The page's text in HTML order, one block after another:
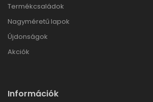
Termékcsaládok
Nagyméretű lapok
Újdonságok
Akciók
Információk